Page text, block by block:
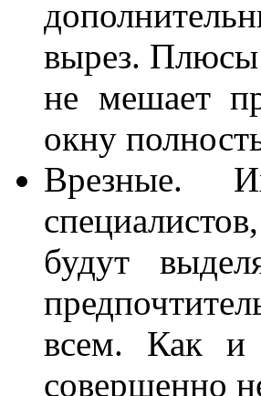
вырез. Плюсы
не мешает
окну
Врезные.
будут
всем. Как и
совершенно